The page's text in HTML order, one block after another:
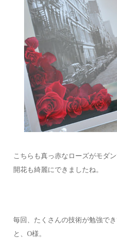
こちらも真っ赤なローズがモダ
開花も綺麗にできましたね。
毎回、たくさんの技術が勉強でき
と、O様。